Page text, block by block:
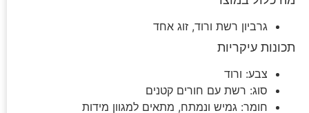
גרביון רשת ורוד, זוג אחד
תכונות עיקריות
צבע: ורוד
סוג: רשת עם חורים קטנים
חומר: גמיש ונמתח, מתאים למגוון מידות